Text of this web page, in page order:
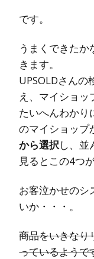
です。
うまくできた
きます。
UPSOLDさんの
え、マイショッ
たいへんわかり
のマイショップ
から選択し、並
見るとこの4つ
お客泣かせのシ
いか・・・。
商品をいきなり
っているようで